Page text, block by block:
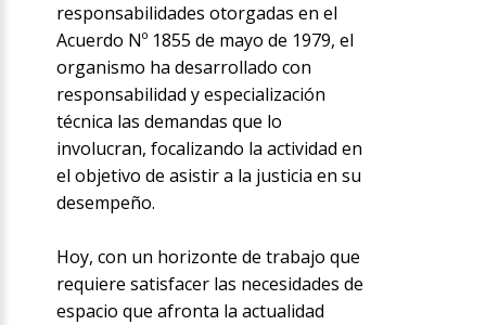
responsabilidades otorgadas en el
Acuerdo Nº 1855 de mayo de 1979, el
organismo ha desarrollado con
responsabilidad y especialización
técnica las demandas que lo
involucran, focalizando la actividad en
el objetivo de asistir a la justicia en su
desempeño.
Hoy, con un horizonte de trabajo que
requiere satisfacer las necesidades de
espacio que afronta la actualidad